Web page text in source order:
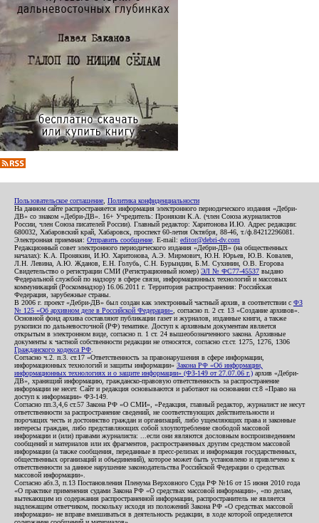
Пользовательское соглашение Политика конфиденциальности
На данном сайте распространяется информация электронного периодического издания «Дебри-
ДВ» со знаком «Дебри-ДВ». 16+ Учредитель: Пронякин К.А. (член Союза журналистов
России, член Союза писателей России). Главный редактор: Харитонова И.Ю. Адрес редакции:
680032, Хабаровский край, Хабаровск, проспект 60-летия Октября, 88-46, т./ф.84212296081.
Электронная приемная: Отправить сообщение . E-mail: editor@debri-dv.com
Редакционный совет электронного периодического издания «Дебри-ДВ» (на общественных
началах): К.А. Пронякин, И.Ю. Харитонова, А.Э. Мирмович, Ю.Н. Юрьев, Ю.В. Ковалев,
Л.Н. Левина, А.Ю. Жданов, Е.Н. Голубь, С.Н. Бурындин, Б.М. Сухинин, О.В. Егорова
Свидетельство о регистрации СМИ (Регистрационный номер) ЭЛ № ФС77-45537 выдано
Федеральной службой по надзору в сфере связи, информационных технологий и массовых
коммуникаций (Роскомнадзор) 16.06.2011 г. Территория распространения: Российская
Федерация, зарубежные страны.
В 2006 г. проект «Дебри-ДВ» был создан как электронный частный архив, в соответствии с ФЗ
№ 125 «Об архивном деле в Российской Федерации» , согласно п. 2 ст. 13 «Создание архивов».
Основной фонд архива составляют публикации газет и журналов, изданные книги, а также
рукописи по дальневосточной (РФ) тематике. Доступ к архивным документам является
открытым в электронном виде, согласно п. 1 ст. 24 вышеобозначенного закона. Архивные
документы к частной собственности редакции не относятся, согласно ст.ст. 1275, 1276, 1306
Гражданского кодекса РФ
Согласно ч.2. п.3. ст.17 «Ответственность за правонарушения в сфере информации,
информационных технологий и защиты информации» Закона РФ «Об информации,
информационных технологиях и о защите информации» (ФЗ-149 от 27.07.06 г.) архив «Дебри-
ДВ», хранящий информацию, гражданско-правовую ответственность за распространение
информации не несет. Сайт и редакция основываются и работают на основании ст.8 «Право на
доступ к информации» ФЗ-149.
Согласно пп.3,4,6 ст.57 Закона РФ «О СМИ», «Редакция, главный редактор, журналист не несут
ответственности за распространение сведений, не соответствующих действительности и
порочащих честь и достоинство граждан и организаций, либо ущемляющих права и законные
интересы граждан, либо представляющих собой злоупотребление свободой массовой
информации и (или) правами журналиста: ...если они являются дословным воспроизведением
сообщений и материалов или их фрагментов, распространенных другим средством массовой
информации (а также сообщения, переданные в пресс-релизах и информация государственных,
общественных организаций и объединений), которое может быть установлено и привлечено к
ответственности за данное нарушение законодательства Российской Федерации о средствах
массовой информации».
Согласно абз.3, п.13 Постановления Пленума Верховного Суда РФ №16 от 15 июня 2010 года
«О практике применения судами Закона РФ «О средствах массовой информации», «по делам,
вытекающим из содержания распространенной информации, распространитель не является
надлежащим ответчиком, поскольку исходя из положений Закона РФ «О средствах массовой
информации» не вправе вмешиваться в деятельность редакции, в ходе которой определяется